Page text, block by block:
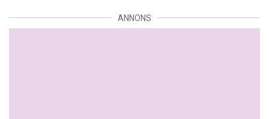
ANNONS